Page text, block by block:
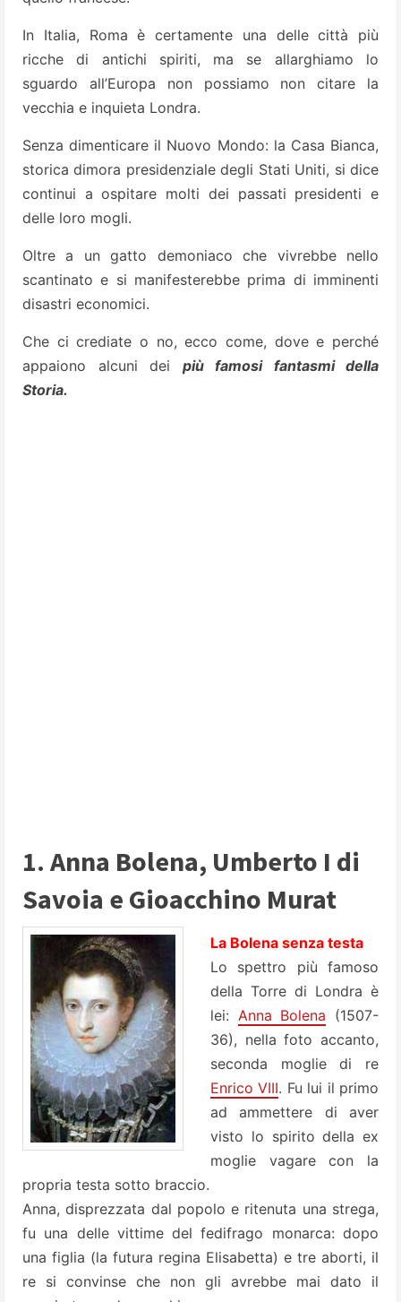
In Italia, Roma è certamente una delle città più
ricche di antichi spiriti, ma se allarghiamo lo
sguardo all’Europa non possiamo non citare la
vecchia e inquieta Londra.
Senza dimenticare il Nuovo Mondo: la Casa Bianca,
storica dimora presidenziale degli Stati Uniti, si dice
continui a ospitare molti dei passati presidenti e
delle loro mogli.
Oltre a un gatto demoniaco che vivrebbe nello
scantinato e si manifesterebbe prima di imminenti
disastri economici.
Che ci crediate o no, ecco come, dove e perché
appaiono alcuni dei più
famosi fantasmi della
Storia.
1. Anna Bolena, Umberto I di
Savoia e Gioacchino Murat
La Bolena senza testa
Lo spettro più famoso
della Torre di Londra è
lei: Anna Bolena (1507-
36), nella foto accanto,
seconda moglie di re
Enrico VIII. Fu lui il primo
ad ammettere di aver
visto lo spirito della ex
moglie vagare con la
propria testa sotto braccio.
Anna, disprezzata dal popolo e ritenuta una strega,
fu una delle vittime del fedifrago monarca: dopo
una figlia (la futura regina Elisabetta) e tre aborti, il
re si convinse che non gli avrebbe mai dato il